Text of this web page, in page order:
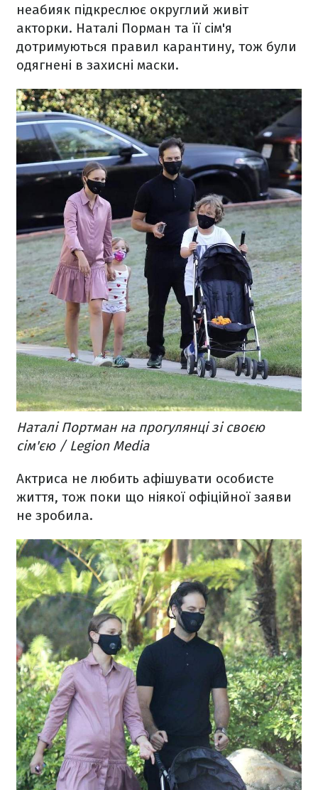
неабияк підкреслює округлий живіт
акторки. Наталі Порман та її сім'я
дотримуються правил карантину, тож були
одягнені в захисні маски.
Наталі Портман на прогулянці зі своєю
сім'єю / Legion Media
Актриса не любить афішувати особисте
життя, тож поки що ніякої офіційної заяви
не зробила.